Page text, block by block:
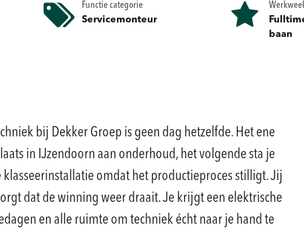
Functie categorie
Servicemonteur
baan
bij Dekker Groep is geen dag hetzelfde. Het ene
in IJzendoorn aan onderhoud, het volgende sta je
omdat het productieproces stilligt. Jij
dat de winning weer draait. Je krijgt een elektrische
en alle ruimte om techniek écht naar je hand te